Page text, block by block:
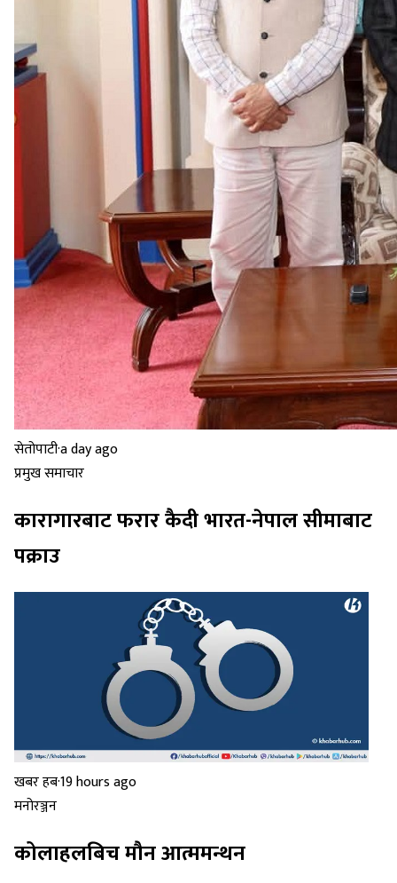
सेतोपाटी·a day ago
प्रमुख समाचार
कारागारबाट फरार कैदी भारत-नेपाल सीमाबाट
पक्राउ
खबर हब·19 hours ago
मनोरञ्जन
कोलाहलबिच मौन आत्ममन्थन